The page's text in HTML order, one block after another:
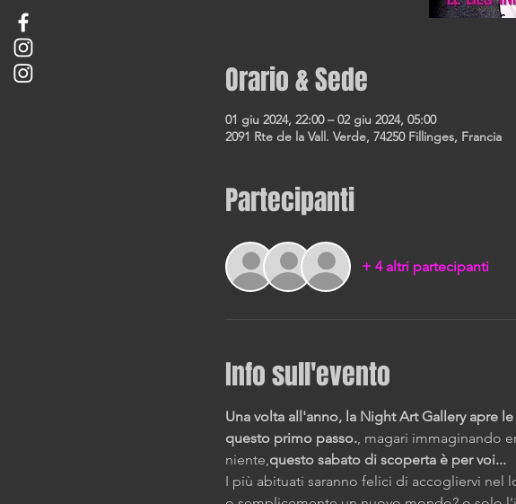
Orario & Sede
01 giu 2024, 22:00 – 02 giu 2024, 05:00
2091 Rte de la Vall. Verde, 74250 Fillinges, Francia
Partecipanti
+ 4 altri partecipanti
Info sull'evento
Una volta all'anno, la Night Art Gallery apre
questo primo passo., magari immaginando
niente,questo sabato di scoperta è per voi...
I più abituati saranno felici di accogliervi